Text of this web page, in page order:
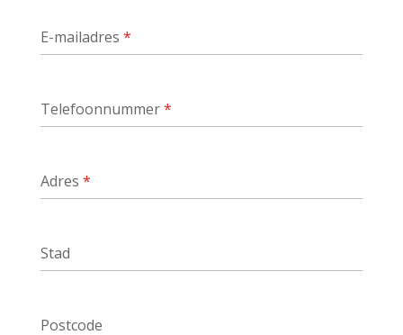
E-mailadres *
Telefoonnummer*
Adres *
Stad
Postcode